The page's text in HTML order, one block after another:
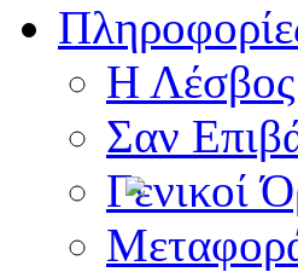
Η Λέσβος
Σαν
Γενικοί